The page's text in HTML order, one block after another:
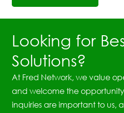
Looking for
Solutions?
At Fred Network, we value
and welcome the
inquiries are important to us,